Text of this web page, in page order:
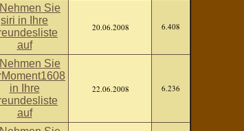
20.06.2008 6.408
22.06.2008 6.236